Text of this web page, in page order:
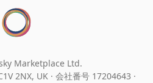
Marketplace Ltd.
2NX, UK · 会社番号 17204643 ·